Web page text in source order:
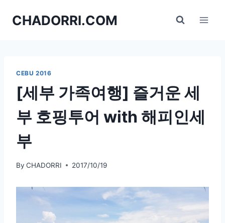
CHADORRI.COM
CEBU 2016
[세부 가족여행] 즐거운 세
부 호핑투어 with 해피인세
부
By CHADORRI 2017/10/19